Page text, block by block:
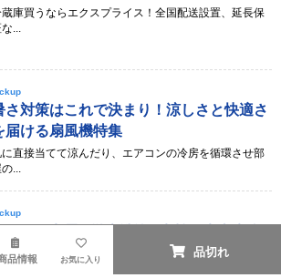
庫買うならエクスプライス！全国配送設置、延長保
...
さ対策はこれで決まり！涼しさと快適さ
届ける扇風機特集
に直接当てて涼んだり、エアコンの冷房を循環させ部
の...
用済み商品を当社提携工場で入念に洗浄、メンテナン
品情報 お気に入り
品切れ